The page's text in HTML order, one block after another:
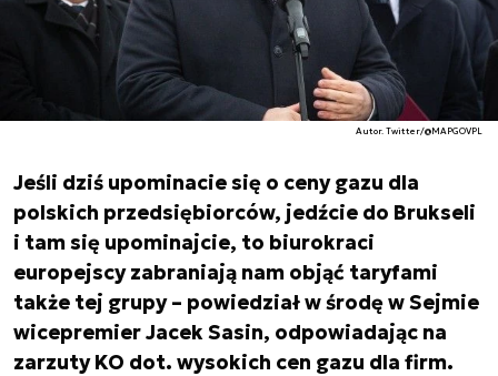
Autor. Twitter/@MAPGOVPL
Jeśli dziś upominacie się o ceny gazu dla
polskich przedsiębiorców, jedźcie do Brukseli
i tam się upominajcie, to biurokraci
europejscy zabraniają nam objąć taryfami
także tej grupy – powiedział w środę w Sejmie
wicepremier Jacek Sasin, odpowiadając na
zarzuty KO dot. wysokich cen gazu dla firm.